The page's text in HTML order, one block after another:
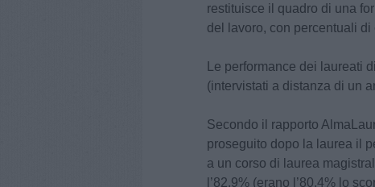
restituisce il quadro di una
del lavoro, con percentuali
Le performance dei laureati
(intervistati a distanza di un
Secondo il rapporto
proseguito dopo la laurea il
a un corso di laurea
l’82,9% (erano l’80,4% lo